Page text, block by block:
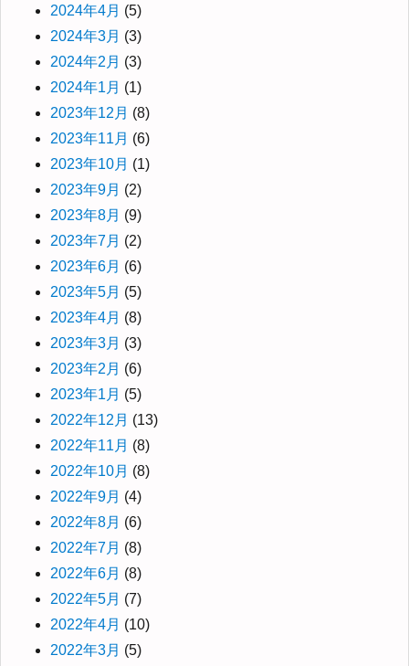
2024年4月 (5)
2024年3月 (3)
2024年2月 (3)
2024年1月 (1)
2023年12月 (8)
2023年11月 (6)
2023年10月 (1)
2023年9月 (2)
2023年8月 (9)
2023年7月 (2)
2023年6月 (6)
2023年5月 (5)
2023年4月 (8)
2023年3月 (3)
2023年2月 (6)
2023年1月 (5)
2022年12月 (13)
2022年11月 (8)
2022年10月 (8)
2022年9月 (4)
2022年8月 (6)
2022年7月 (8)
2022年6月 (8)
2022年5月 (7)
2022年4月 (10)
2022年3月 (5)